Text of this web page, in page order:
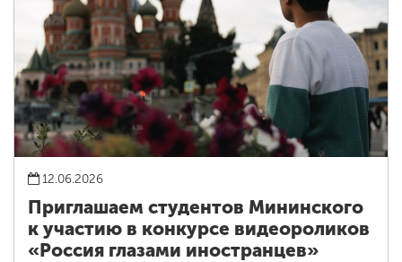
12.06.2026
Приглашаем студентов Мининского
к участию в конкурсе видеороликов
«Россия глазами иностранцев»